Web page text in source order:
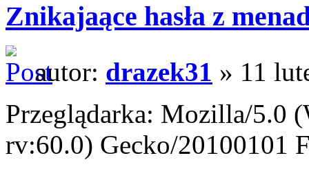
Znikajaące hasła z
autor: drazek31 » 11
Przeglądarka: Mozilla/5.0
rv:60.0) Gecko/20100101